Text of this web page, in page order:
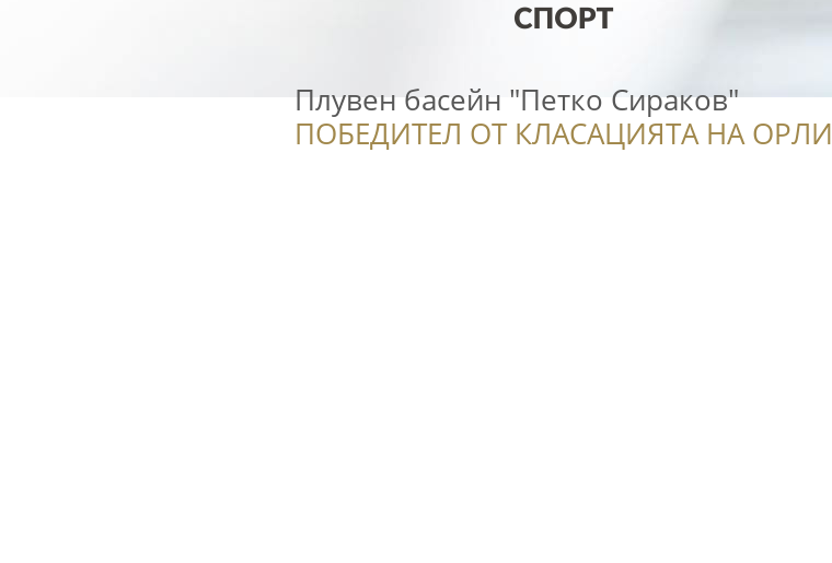
Плувен басейн "Петко Сираков"
ПОБЕДИТЕЛ ОТ КЛАСАЦИЯТА НА ОРЛИ